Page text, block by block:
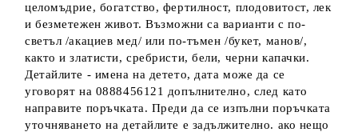
целомъдрие, богатство, фертилност, плодовитост, лек
и безметежен живот. Възможни са варианти с по-
светъл /акациев мед/ или по-тъмен /букет, манов/,
както и златисти, сребристи, бели, черни капачки.
Детайлите - имена на детето, дата може да се
уговорят на 0888456121 допълнително, след като
направите поръчката. Преди да се изпълни поръчката
уточняването на детайлите е задължително. ако нещо